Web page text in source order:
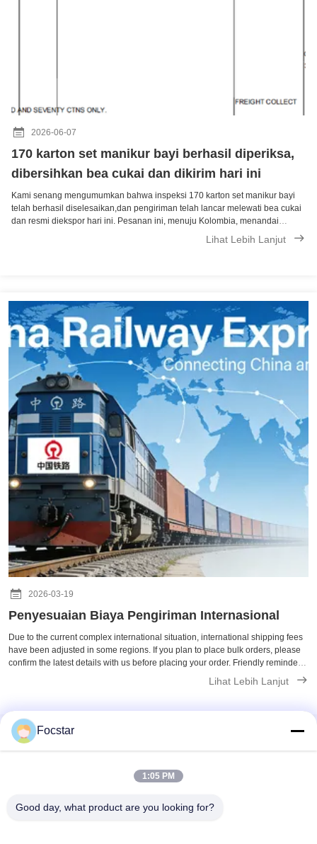
2026-06-07
170 karton set manikur bayi berhasil diperiksa,
dibersihkan bea cukai dan dikirim hari ini
Kami senang mengumumkan bahwa inspeksi 170 karton set manikur bayi
telah berhasil diselesaikan,dan pengiriman telah lancar melewati bea cukai
dan resmi diekspor hari ini. Pesanan ini, menuju Kolombia, menandai
tonggak lain dalam kerjasama kami dengan klien kami yang berharga.Kami
Lihat Lebih Lanjut
2026-03-19
Penyesuaian Biaya Pengiriman Internasional
Due to the current complex international situation, international shipping fees
have been adjusted in some regions. If you plan to place bulk orders, please
confirm the latest details with us before placing your order. Friendly reminder:
For shipments to Europe, we recommend choosing railway ...Lihat Lebih Lanjut
Alamat
Focstar
1:05 PM
Good day, what product are you looking for?